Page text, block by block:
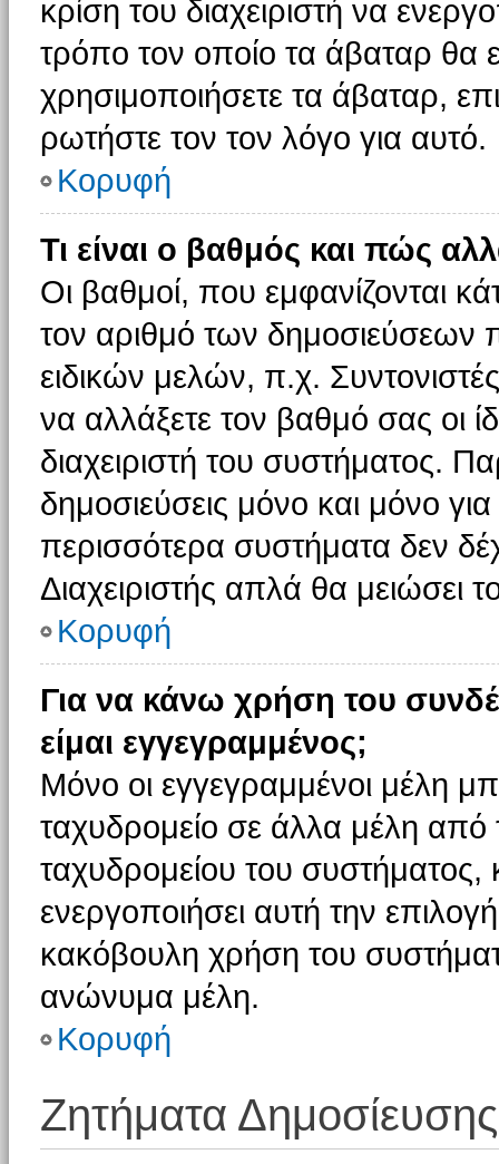
κρίση του διαχειριστή να
τρόπο τον οποίο τα άβαταρ θα
χρησιμοποιήσετε τα άβαταρ,
ρωτήστε τον τον λόγο για αυτό.
Κορυφή
Τι είναι ο βαθμός και πώς
Οι βαθμοί, που εμφανίζονται
τον αριθμό των δημοσιεύσεων
ειδικών μελών, π.χ.
να αλλάξετε τον βαθμό σας οι
διαχειριστή του συστήματος.
δημοσιεύσεις μόνο και μόνο
περισσότερα συστήματα δεν
Διαχειριστής απλά θα μειώσει
Κορυφή
Για να κάνω χρήση του
είμαι εγγεγραμμένος;
Μόνο οι εγγεγραμμένοι μέλη
ταχυδρομείο σε άλλα μέλη
ταχυδρομείου του συστήματος,
ενεργοποιήσει αυτή την
κακόβουλη χρήση του
ανώνυμα μέλη.
Κορυφή
Ζητήματα Δημοσίευσης